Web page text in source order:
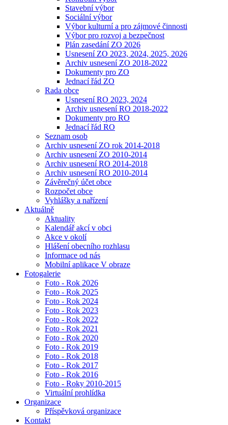
Stavební výbor
Sociální výbor
Výbor kulturní a pro zájmové činnosti
Výbor pro rozvoj a bezpečnost
Plán zasedání ZO 2026
Usnesení ZO 2023, 2024, 2025, 2026
Archiv usnesení ZO 2018-2022
Dokumenty pro ZO
Jednací řád ZO
Rada obce
Usnesení RO 2023, 2024
Archiv usnesení RO 2018-2022
Dokumenty pro RO
Jednací řád RO
Seznam osob
Archiv usnesení ZO rok 2014-2018
Archiv usnesení ZO 2010-2014
Archiv usnesení RO 2014-2018
Archiv usnesení RO 2010-2014
Závěrečný účet obce
Rozpočet obce
Vyhlášky a nařízení
Aktuálně
Aktuality
Kalendář akcí v obci
Akce v okolí
Hlášení obecního rozhlasu
Informace od nás
Mobilní aplikace V obraze
Fotogalerie
Foto - Rok 2026
Foto - Rok 2025
Foto - Rok 2024
Foto - Rok 2023
Foto - Rok 2022
Foto - Rok 2021
Foto - Rok 2020
Foto - Rok 2019
Foto - Rok 2018
Foto - Rok 2017
Foto - Rok 2016
Foto - Roky 2010-2015
Virtuální prohlídka
Organizace
Příspěvková organizace
Kontakt